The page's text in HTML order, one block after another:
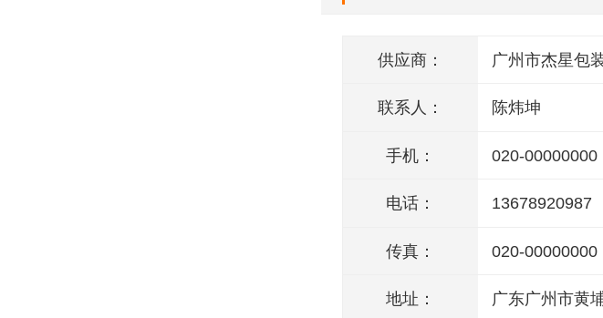
供应商： 广州市杰星包
联系人： 陈炜坤
手机： 020-00000000
电话： 13678920987
传真： 020-00000000
地址： 广东广州市黄